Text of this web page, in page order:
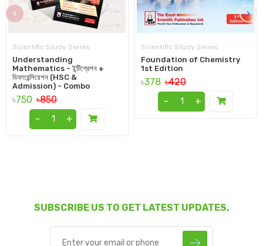
Scientific Study Series
Understanding
Mathematics - ইন্টিগ্রেশন +
ডিফারেন্সিয়েশন (HSC &
Admission) - Combo
৳750 ৳850
-
+
Scientific Study Series
Foundation of Chemistry
1st Edition
৳378 ৳420
-
+
‹ ›
SUBSCRIBE US TO GET LATEST UPDATES.